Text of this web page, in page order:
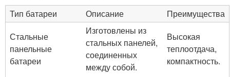
Тип батареи
Описание
Преимущества
Стальные
панельные
батареи
Изготовлены из
стальных панелей,
соединенных
между собой.
Высокая
теплоотдача,
компактность.